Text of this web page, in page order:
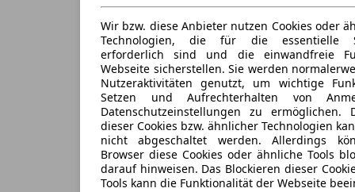
Wir bzw. diese Anbieter nutzen Cookies oder
Technologien, die für die essentielle
erforderlich sind und die einwandfreie
Webseite sicherstellen. Sie werden
Nutzeraktivitäten genutzt, um wichtige
Setzen und Aufrechterhalten von
Datenschutzeinstellungen zu ermöglichen.
dieser Cookies bzw. ähnlicher Technologien
nicht abgeschaltet werden. Allerdings
Browser diese Cookies oder ähnliche Tools
darauf hinweisen. Das Blockieren dieser
Tools kann die Funktionalität der Webseite